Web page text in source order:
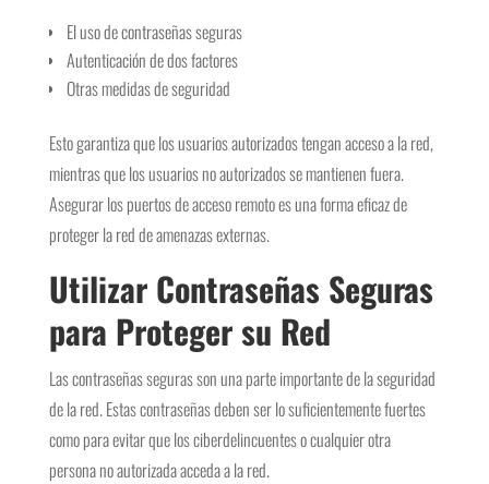
El uso de contraseñas seguras
Autenticación de dos factores
Otras medidas de seguridad
Esto garantiza que los usuarios autorizados tengan acceso a la red,
mientras que los usuarios no autorizados se mantienen fuera.
Asegurar los puertos de acceso remoto es una forma eficaz de
proteger la red de amenazas externas.
Utilizar Contraseñas Seguras
para Proteger su Red
Las contraseñas seguras son una parte importante de la seguridad
de la red. Estas contraseñas deben ser lo suficientemente fuertes
como para evitar que los ciberdelincuentes o cualquier otra
persona no autorizada acceda a la red.